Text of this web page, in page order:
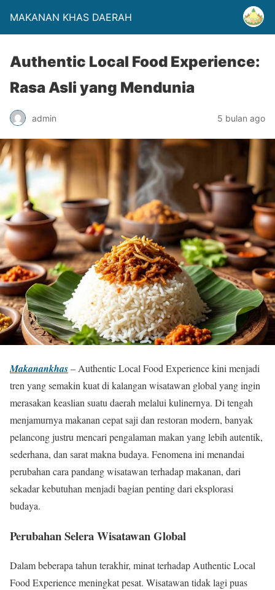
MAKANAN KHAS DAERAH
Authentic Local Food Experience:
Rasa Asli yang Mendunia
admin 5 bulan ago
Makanankhas– Authentic Local Food Experience kini menjadi
tren yang semakin kuat di kalangan wisatawan global yang ingin
merasakan keaslian suatu daerah melalui kulinernya. Di tengah
menjamurnya makanan cepat saji dan restoran modern, banyak
pelancong justru mencari pengalaman makan yang lebih autentik,
sederhana, dan sarat makna budaya. Fenomena ini menandai
perubahan cara pandang wisatawan terhadap makanan, dari
sekadar kebutuhan menjadi bagian penting dari eksplorasi
budaya.
Perubahan Selera Wisatawan Global
Dalam beberapa tahun terakhir, minat terhadap Authentic Local
Food Experience meningkat pesat. Wisatawan tidak lagi puas